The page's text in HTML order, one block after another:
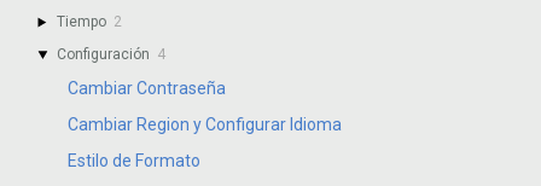
Tiempo 2
Configuración 4
Cambiar Contraseña
Cambiar Region y Configurar Idioma
Estilo de Formato